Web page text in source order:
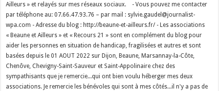
Ailleurs » et relayés sur mes réseaux sociaux. - Vous pouvez me contacter
par téléphone au: 07.66.47.93.76 – par mail : sylvie.gaudel@journalist-
wpa.com - Adresse du blog : http://beaune-et-ailleurs.fr/ - Les associations
« Beaune et Ailleurs » et « Recours 21 » sont en complément du blog pour
aider les personnes en situation de handicap, fragilisées et autres et sont
basées depuis le 01 AOUT 2022 sur Dijon, Beaune, Marsannay-la-Côte,
Chenôve, Chevigny-Saint-Sauveur et Saint-Appolinaire chez des
sympathisants que je remercie...qui ont bien voulu héberger mes deux
associations. Je remercie les bénévoles qui sont à mes côtés...il n'y a pas de